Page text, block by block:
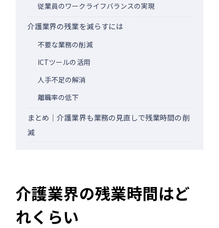
従業員のワークライフバランスの実現
介護業界の残業を減らすには
不要な業務の削減
ICTツールの活用
人手不足の解消
離職率の低下
まとめ｜介護業界も業務の見直しで残業時間の削
減
介護業界の残業時間はど
れくらい